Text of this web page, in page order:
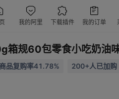
箱规60包零食小吃奶油
商品复购率41.78% 200+人已加购